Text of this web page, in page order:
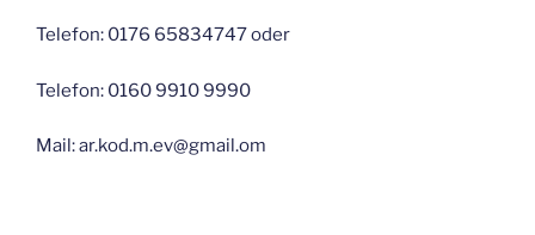
Telefon: 0176 65834747 oder
Telefon: 0160 9910 9990
Mail: ar.kod.m.ev@gmail.om